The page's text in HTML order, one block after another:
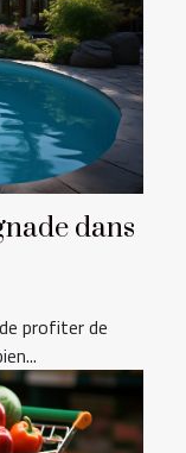
dans
profiter de